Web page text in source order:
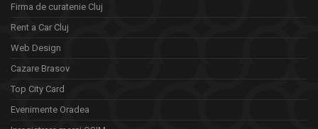
Firma de curatenie Cluj
Rent a Car Cluj
Web Design
Cazare Brasov
Top City Card
Evenimente Oradea